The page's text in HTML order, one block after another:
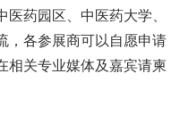
药园区、中医药大学、
，各参展商可以自愿申请
相关专业媒体及嘉宾请柬